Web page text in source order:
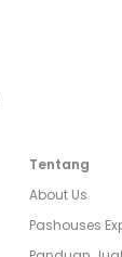
Tentang
About Us
Pashouses